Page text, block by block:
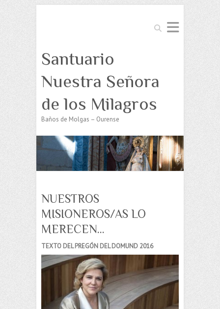
Buscar
Santuario
Nuestra Señora
de los Milagros
Baños de Molgas – Ourense
NUESTROS
MISIONEROS/AS LO
MERECEN…
TEXTO DEL PREGÓN DEL DOMUND 2016